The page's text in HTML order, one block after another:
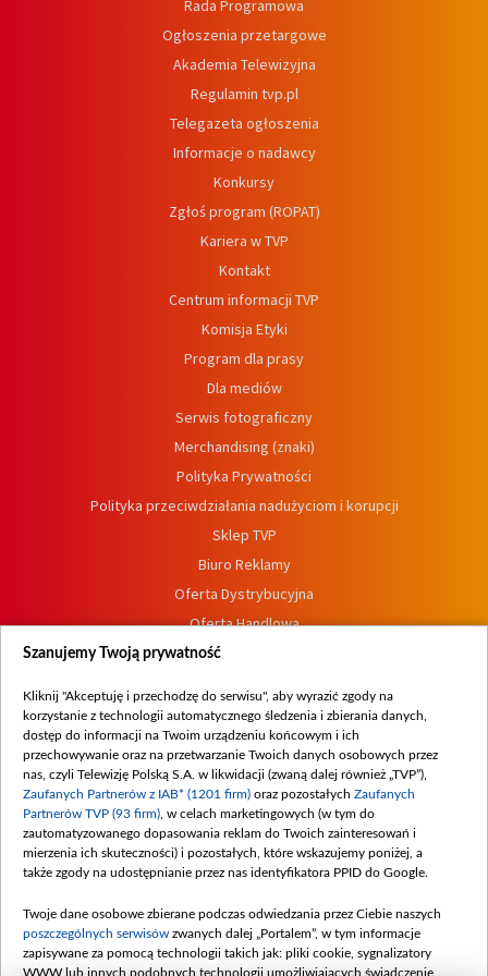
Rada Programowa
Ogłoszenia przetargowe
Akademia Telewizyjna
Regulamin tvp.pl
Telegazeta ogłoszenia
Informacje o nadawcy
Konkursy
Zgłoś program (ROPAT)
Kariera w TVP
Kontakt
Centrum informacji TVP
Komisja Etyki
Program dla prasy
Dla mediów
Serwis fotograficzny
Merchandising (znaki)
Polityka Prywatności
Polityka przeciwdziałania nadużyciom i korupcji
Sklep TVP
Biuro Reklamy
Oferta Dystrybucyjna
Oferta Handlowa
Dostępność
Procedura zgłoszeń wewnętrznych
Szanujemy Twoją prywatność
Kliknij "Akceptuję i przechodzę do serwisu", aby wyrazić zgody na
korzystanie z technologii automatycznego śledzenia i zbierania danych,
dostęp do informacji na Twoim urządzeniu końcowym i ich
przechowywanie oraz na przetwarzanie Twoich danych osobowych przez
nas, czyli Telewizję Polską S.A. w likwidacji (zwaną dalej również „TVP”),
Zaufanych Partnerów z IAB* (1201 firm) oraz pozostałych Zaufanych
Partnerów TVP (93 firm) , w celach marketingowych (w tym do
zautomatyzowanego dopasowania reklam do Twoich zainteresowań i
mierzenia ich skuteczności) i pozostałych, które wskazujemy poniżej, a
także zgody na udostępnianie przez nas identyfikatora PPID do Google.
Twoje dane osobowe zbierane podczas odwiedzania przez Ciebie naszych
poszczególnych serwisów zwanych dalej „Portalem”, w tym informacje
zapisywane za pomocą technologii takich jak: pliki cookie, sygnalizatory
WWW lub innych podobnych technologii umożliwiających świadczenie